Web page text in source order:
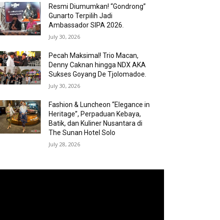
Resmi Diumumkan! “Gondrong”
Gunarto Terpilih Jadi
Ambassador SIPA 2026.
July 30, 2026
Pecah Maksimal! Trio Macan,
Denny Caknan hingga NDX AKA
Sukses Goyang De Tjolomadoe.
July 30, 2026
Fashion & Luncheon “Elegance in
Heritage”, Perpaduan Kebaya,
Batik, dan Kuliner Nusantara di
The Sunan Hotel Solo
July 28, 2026